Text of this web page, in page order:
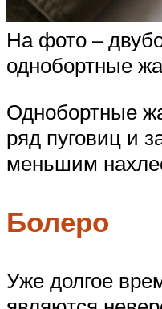
На фото –
однобортные
Однобортные
ряд пуговиц и
меньшим
Болеро
Уже долгое